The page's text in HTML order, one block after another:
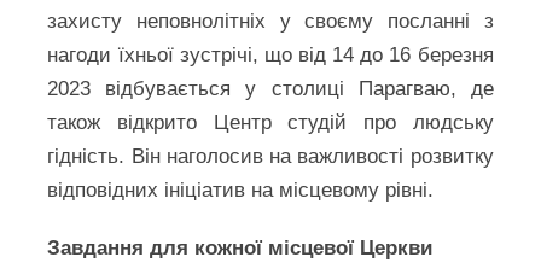
захисту неповнолітніх у своєму посланні з
нагоди їхньої зустрічі, що від 14 до 16 березня
2023 відбувається у столиці Парагваю, де
також відкрито Центр студій про людську
гідність. Він наголосив на важливості розвитку
відповідних ініціатив на місцевому рівні.
Завдання для кожної місцевої Церкви